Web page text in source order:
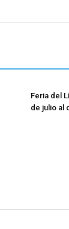
Feria del
de julio al